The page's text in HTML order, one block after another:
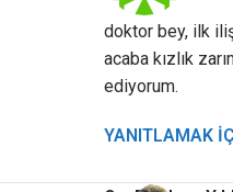
doktor bey, ilk
acaba kızlık
ediyorum.
YANITLAMAK